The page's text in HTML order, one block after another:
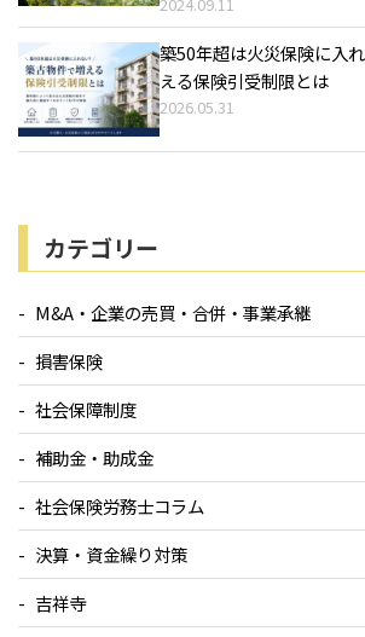
築50年超は火災保険に入
える保険引受制限とは
2026.05.31
カテゴリー
M&A・企業の売買・合併・事業承継
損害保険
社会保障制度
補助金・助成金
社会保険労務士コラム
決算・資金繰り対策
吉祥寺